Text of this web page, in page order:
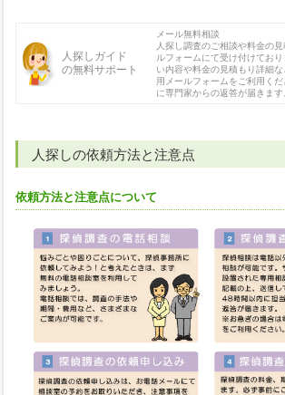
人探しガイド
の無料サポート
メール無料相談
人探し調査のご相談や料金の
ルフォームにて受け付けてお
い内容や料金の見積もり詳細
用メールフォームをご利用く
に専門家からの返答が届きます
人探しの依頼方法と注意点
依頼方法と注意点について